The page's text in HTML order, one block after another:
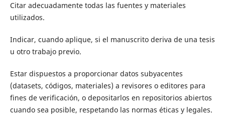
Citar adecuadamente todas las fuentes y materiales
utilizados.
Indicar, cuando aplique, si el manuscrito deriva de una tesis
u otro trabajo previo.
Estar dispuestos a proporcionar datos subyacentes
(datasets, códigos, materiales) a revisores o editores para
fines de verificación, o depositarlos en repositorios abiertos
cuando sea posible, respetando las normas éticas y legales.